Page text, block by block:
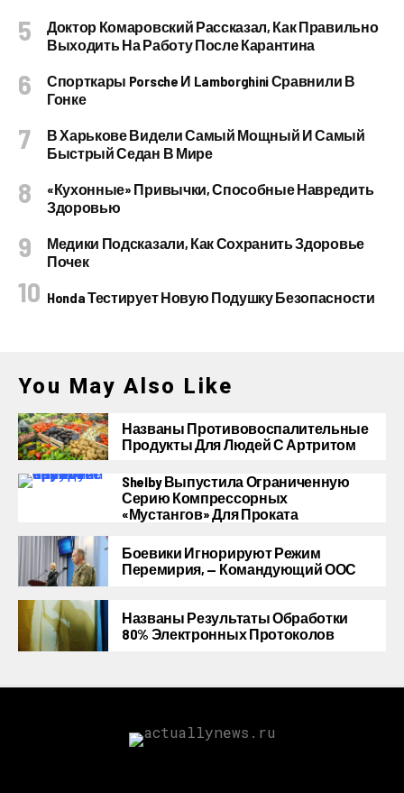
Доктор Комаровский Рассказал, Как Правильно
Выходить На Работу После Карантина
Спорткары Porsche И Lamborghini Сравнили В
Гонке
В Харькове Видели Самый Мощный И Самый
Быстрый Седан В Мире
«Кухонные» Привычки, Способные Навредить
Здоровью
Медики Подсказали, Как Сохранить Здоровье
Почек
Honda Тестирует Новую Подушку Безопасности
You May Also Like
Названы Противовоспалительные
Продукты Для Людей С Артритом
Shelby Выпустила Ограниченную
Серию Компрессорных
«Мустангов» Для Проката
Боевики Игнорируют Режим
Перемирия, — Командующий ООС
Названы Результаты Обработки
80% Электронных Протоколов